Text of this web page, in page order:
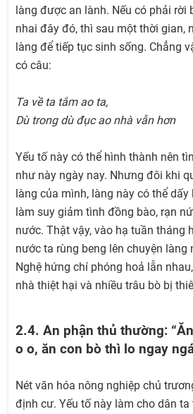
làng được an lành. Nếu có phải rời
nhai đây đó, thì sau một thời gian,
làng để tiếp tục sinh sống. Chẳng
có câu:
Ta về ta tắm ao ta,
Dù trong dù đục ao nhà vẫn hơn
Yếu tố này có thể hình thành nên
như này ngày nay. Nhưng đôi khi
làng của mình, làng này có thể
làm suy giảm tình đồng bào, rạn
nước. Thật vậy, vào hạ tuần tháng
nước ta rùng beng lên chuyện làng
Nghệ hứng chí phóng hoả lẫn
nhà thiệt hại và nhiều trâu bò bị
2.4. An phận thủ thường:
o o, ăn con bò thì lo ngay
Nét văn hóa nông nghiệp chủ
định cư. Yếu tố này làm cho dân